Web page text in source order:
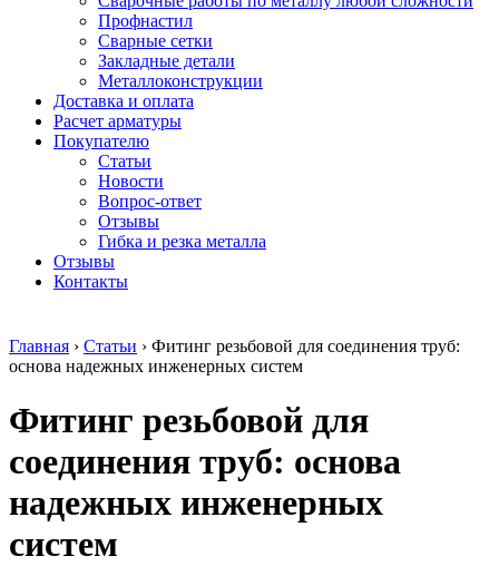
Круг
нержавеющий
безникелевый
жаропрочный
Круг
нержавеющий
никельсодержащий
Шестигранник
нержавеющий
никельсодержащий
Шестигранник
нержавеющий
безникелевый
Трубы
нержавеющие
прямоугольные
нержавеющие
AISI
дюралевый
Общестроительный
профиль
Плита
алюминиевая
алюминиевый
Тавр
Профнастил
Сварные сетки
Закладные детали
Металлоконструкции
Доставка и оплата
Расчет арматуры
Покупателю
Статьи
Новости
Вопрос-ответ
Отзывы
Гибка и резка металла
Отзывы
Контакты
Главная › Статьи › Фитинг резьбовой для соединения труб:
основа надежных инженерных систем
Фитинг резьбовой для
соединения труб: основа
надежных инженерных
систем